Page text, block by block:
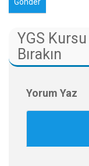
YGS
Bırakın
Yorum Yaz